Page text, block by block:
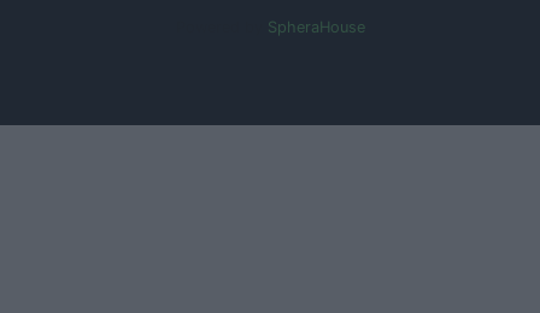
SpheraHouse